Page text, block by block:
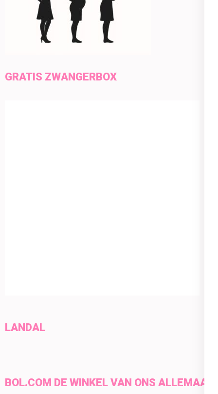
GRATIS ZWANGERBOX
LANDAL
BOL.COM DE WINKEL VAN ONS ALLEMAAL